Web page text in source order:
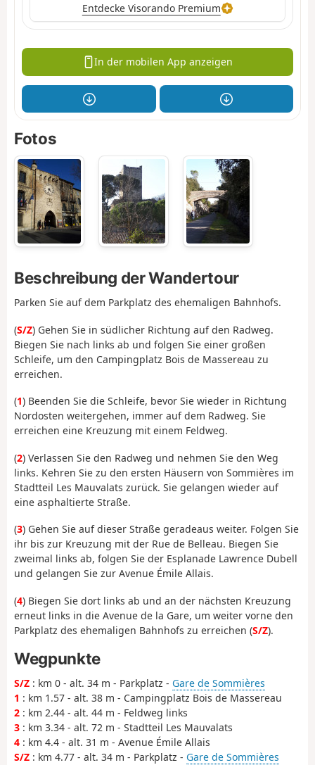
Entdecke Visorando Premium
In der mobilen App anzeigen
Fotos
Beschreibung der Wandertour
Parken Sie auf dem Parkplatz des ehemaligen Bahnhofs.
(S/Z) Gehen Sie in südlicher Richtung auf den Radweg.
Biegen Sie nach links ab und folgen Sie einer großen
Schleife, um den Campingplatz Bois de Massereau zu
erreichen.
(1) Beenden Sie die Schleife, bevor Sie wieder in Richtung
Nordosten weitergehen, immer auf dem Radweg. Sie
erreichen eine Kreuzung mit einem Feldweg.
(2) Verlassen Sie den Radweg und nehmen Sie den Weg
links. Kehren Sie zu den ersten Häusern von Sommières im
Stadtteil Les Mauvalats zurück. Sie gelangen wieder auf
eine asphaltierte Straße.
(3) Gehen Sie auf dieser Straße geradeaus weiter. Folgen Sie
ihr bis zur Kreuzung mit der Rue de Belleau. Biegen Sie
zweimal links ab, folgen Sie der Esplanade Lawrence Dubell
und gelangen Sie zur Avenue Émile Allais.
(4) Biegen Sie dort links ab und an der nächsten Kreuzung
erneut links in die Avenue de la Gare, um weiter vorne den
Parkplatz des ehemaligen Bahnhofs zu erreichen (S/Z).
Wegpunkte
S/Z : km 0 - alt. 34 m - Parkplatz - Gare de Sommières
1 : km 1.57 - alt. 38 m - Campingplatz Bois de Massereau
2 : km 2.44 - alt. 44 m - Feldweg links
3 : km 3.34 - alt. 72 m - Stadtteil Les Mauvalats
4 : km 4.4 - alt. 31 m - Avenue Émile Allais
S/Z : km 4.77 - alt. 34 m - Parkplatz - Gare de Sommières